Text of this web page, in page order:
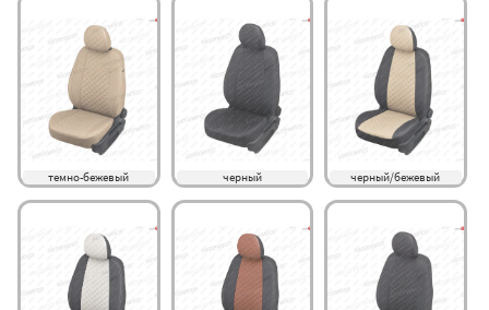
темно-бежевый черный черный/бежевый